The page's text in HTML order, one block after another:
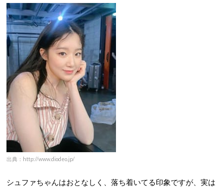
出典：http://www.diodeo.jp/
シュファちゃんはおとなしく、落ち着いてる印象ですが、実は